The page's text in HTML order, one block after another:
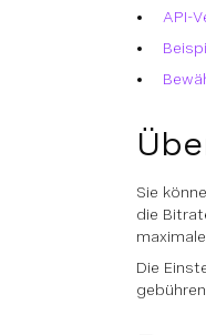
API-
Sie
die
Die